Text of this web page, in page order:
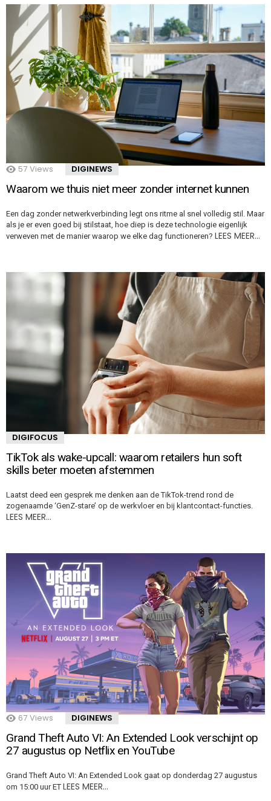
57 Views DIGINEWS
Waarom we thuis niet meer zonder internet kunnen
Een dag zonder netwerkverbinding legt ons ritme al snel volledig stil. Maar
als je er even goed bij stilstaat, hoe diep is deze technologie eigenlijk
verweven met de manier waarop we elke dag functioneren? LEES MEER…
DIGIFOCUS
TikTok als wake-upcall: waarom retailers hun soft
skills beter moeten afstemmen
Laatst deed een gesprek me denken aan de TikTok-trend rond de
zogenaamde ‘GenZ-stare’ op de werkvloer en bij klantcontact-functies.
LEES MEER…
67 Views DIGINEWS
Grand Theft Auto VI: An Extended Look verschijnt op
27 augustus op Netflix en YouTube
Grand Theft Auto VI: An Extended Look gaat op donderdag 27 augustus
om 15:00 uur ET LEES MEER…